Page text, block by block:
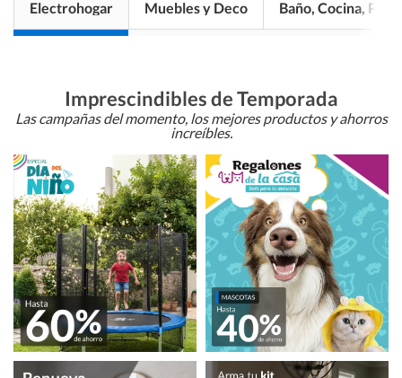
Electrohogar Muebles y Deco Baño, Cocina, Pisos
Imprescindibles de Temporada
Las campañas del momento, los mejores productos y ahorros
increíbles.